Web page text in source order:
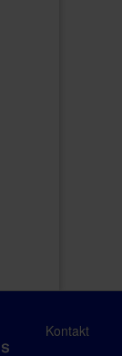
Kontakt